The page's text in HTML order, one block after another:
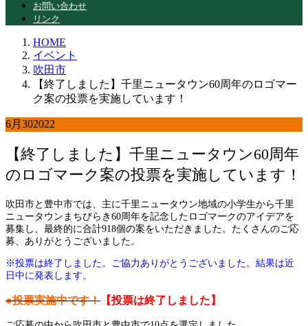
お問い合わせ
リンク
HOME
イベント
吹田市
【終了しました】千里ニュータウン60周年のロゴマー
ク案の投票を実施しています！
6月 302022
【終了しました】千里ニュータウン60周年
のロゴマーク案の投票を実施しています！
吹田市と豊中市では、主に千里ニュータウン地域の小学生から千里
ニュータウンまちびらき60周年を記念したロゴマークのアイデアを
募集し、最終的に合計918個の案をいただきました。たくさんのご応
募、ありがとうございました。
※投票は終了しました。ご協力ありがとうございました。 結果は近
日中に発表します。
●投票実施中です！ 【投票は終了しました】